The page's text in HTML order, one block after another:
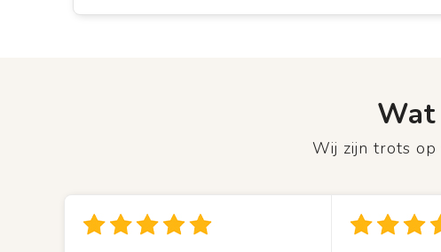
Wij zijn trots